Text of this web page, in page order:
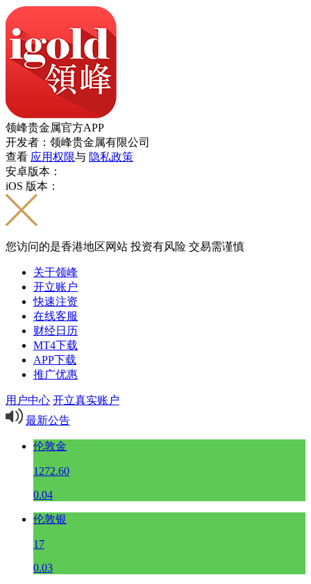
领峰贵金属官方APP
开发者：领峰贵金属有限公司
查看 应用权限与 隐私政策
安卓版本：
iOS 版本：
您访问的是香港地区网站 投资有风险 交易需谨慎
关于领峰
开立账户
快速注资
在线客服
财经日历
MT4下载
APP下载
推广优惠
用户中心 开立真实账户
最新公告
伦敦金
1272.60
0.04
伦敦银
17
0.03